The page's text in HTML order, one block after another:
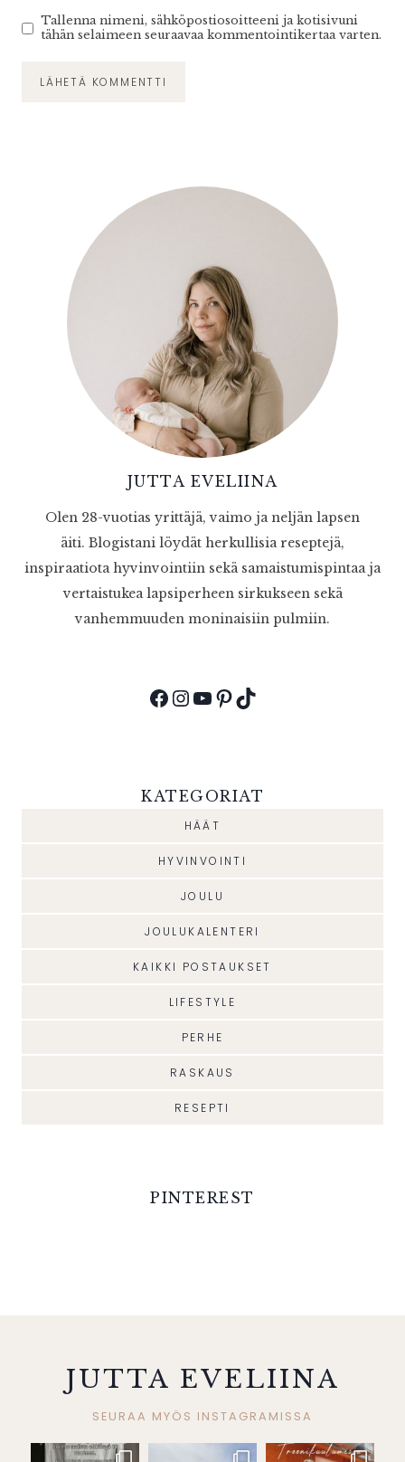
Tallenna nimeni, sähköpostiosoitteeni ja kotisivuni
tähän selaimeen seuraavaa kommentointikertaa varten.
JUTTA EVELIINA
Olen 28-vuotias yrittäjä, vaimo ja neljän lapsen
äiti. Blogistani löydät herkullisia reseptejä,
inspiraatiota hyvinvointiin sekä samaistumispintaa ja
vertaistukea lapsiperheen sirkukseen sekä
vanhemmuuden moninaisiin pulmiin.
Facebook
Instagram
YouTube
Pinterest
TikTok
KATEGORIAT
HÄÄT
HYVINVOINTI
JOULU
JOULUKALENTERI
KAIKKI POSTAUKSET
LIFESTYLE
PERHE
RASKAUS
RESEPTI
PINTEREST
JUTTA EVELIINA
SEURAA MYÖS INSTAGRAMISSA